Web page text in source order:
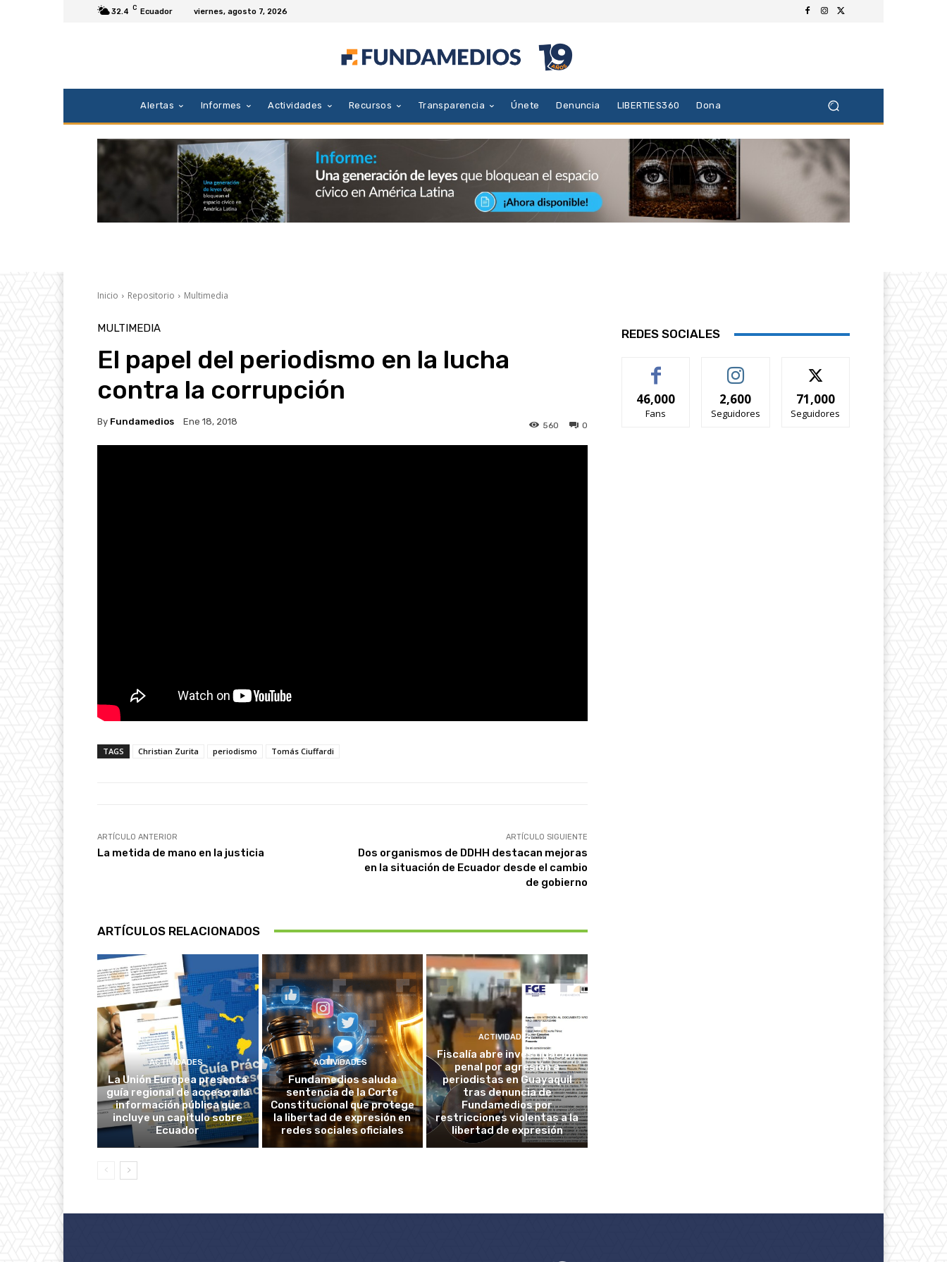
32.4 C Ecuador viernes, agosto 7, 2026
Alertas Informes Actividades Recursos Transparencia Únete Denuncia LIBERTIES360 Dona
Inicio Repositorio Multimedia
MULTIMEDIA
El papel del periodismo en la lucha
contra la corrupción
By Fundamedios Ene 18, 2018 0
560
TAGS Christian Zurita periodismo Tomás Ciuffardi
ARTÍCULO ANTERIOR
La metida de mano en la justicia
ARTÍCULO SIGUIENTE
Dos organismos de DDHH destacan mejoras
en la situación de Ecuador desde el cambio
de gobierno
ARTÍCULOS RELACIONADOS
ACTIVIDADES
La Unión Europea presenta
guía regional de acceso a la
información pública que
incluye un capítulo sobre
Ecuador
ACTIVIDADES
Fundamedios saluda
sentencia de la Corte
Constitucional que protege
la libertad de expresión en
redes sociales oficiales
ACTIVIDADES
Fiscalía abre investigación
penal por agresión a
periodistas en Guayaquil
tras denuncia de
Fundamedios por
restricciones violentas a la
libertad de expresión
REDES SOCIALES
46,000
Fans
2,600
Seguidores
71,000
Seguidores